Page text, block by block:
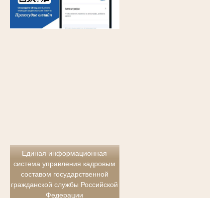
Единая информационная
система управления кадровым
составом государственной
гражданской службы Российской
Федерации